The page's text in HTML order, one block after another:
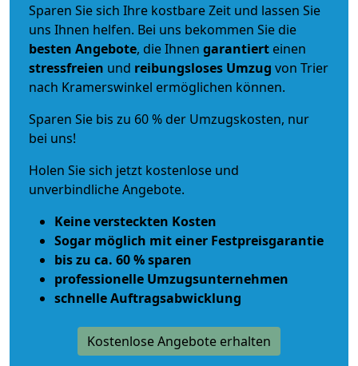
Sparen Sie sich Ihre kostbare Zeit und lassen Sie
uns Ihnen helfen. Bei uns bekommen Sie die
besten Angebote, die Ihnen garantiert einen
stressfreien und reibungsloses Umzug von Trier
nach Kramerswinkel ermöglichen können.
Sparen Sie bis zu 60 % der Umzugskosten, nur
bei uns!
Holen Sie sich jetzt kostenlose und
unverbindliche Angebote.
Keine versteckten Kosten
Sogar möglich mit einer Festpreisgarantie
bis zu ca. 60 % sparen
professionelle Umzugsunternehmen
schnelle Auftragsabwicklung
Kostenlose Angebote erhalten